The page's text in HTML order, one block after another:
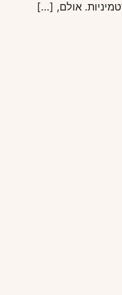
אולם, […]